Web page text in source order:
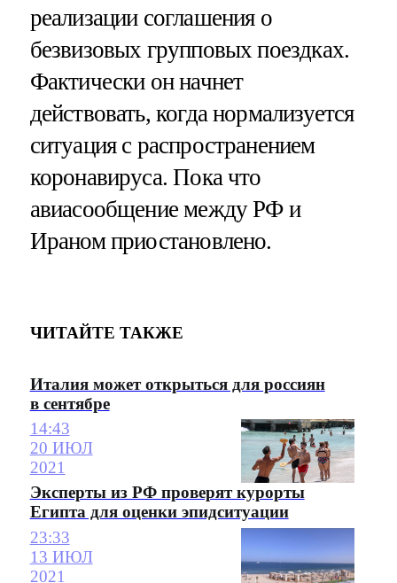
реализации соглашения о
безвизовых групповых поездках.
Фактически он начнет
действовать, когда нормализуется
ситуация с распространением
коронавируса. Пока что
авиасообщение между РФ и
Ираном приостановлено.
ЧИТАЙТЕ ТАКЖЕ
Италия может открыться для россиян
в сентябре
14:43
20 ИЮЛ
2021
Эксперты из РФ проверят курорты
Египта для оценки эпидситуации
23:33
13 ИЮЛ
2021